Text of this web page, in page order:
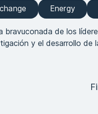
Energy
bravuconada de los
y el desarrollo de